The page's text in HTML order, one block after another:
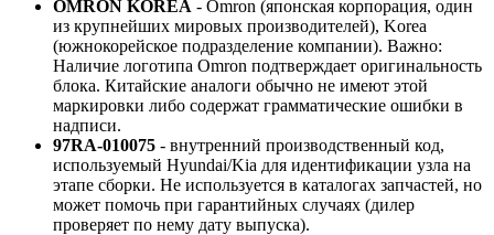
OMRON KOREA - Omron (японская корпорация, один
из крупнейших мировых производителей), Korea
(южнокорейское подразделение компании). Важно:
Наличие логотипа Omron подтверждает оригинальность
блока. Китайские аналоги обычно не имеют этой
маркировки либо содержат грамматические ошибки в
надписи.
97RA-010075 - внутренний производственный код,
используемый Hyundai/Kia для идентификации узла на
этапе сборки. Не используется в каталогах запчастей, но
может помочь при гарантийных случаях (дилер
проверяет по нему дату выпуска).